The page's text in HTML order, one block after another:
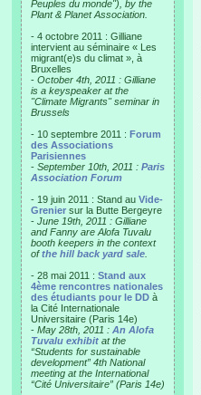
Peuples du monde"), by the
Plant & Planet Association.
- 4 octobre 2011 : Gilliane
intervient au séminaire « Les
migrant(e)s du climat », à
Bruxelles
- October 4th, 2011 : Gilliane
is a keyspeaker at the
"Climate Migrants" seminar in
Brussels
- 10 septembre 2011 : Forum
des Associations
Parisiennes
- September 10th, 2011 : Paris
Association Forum
- 19 juin 2011 : Stand au Vide-
Grenier sur la Butte Bergeyre
- June 19th, 2011 : Gilliane
and Fanny are Alofa Tuvalu
booth keepers in the context
ofthe hill back yard sale
- 28 mai 2011 : Stand aux
4ème rencontres nationales
des étudiants pour le DD à
la Cité Internationale
Universitaire (Paris 14e)
- May 28th, 2011 : An Alofa
Tuvalu exhibit at the
“Students for sustainable
development” 4th National
meeting at the International
“Cité Universitaire” (Paris 14e)